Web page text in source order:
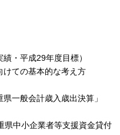
・平成29年度目標）
ての基本的な考え方
一般会計歳入歳出決算」
中小企業者等支援資金貸付